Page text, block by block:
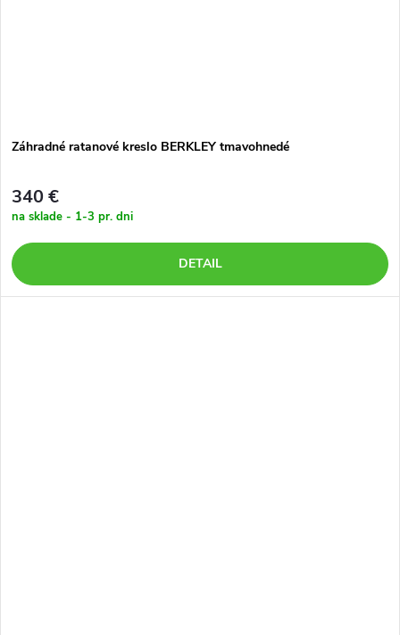
Záhradné ratanové kreslo BERKLEY tmavohnedé
340 €
na sklade - 1-3 pr. dni
DETAIL